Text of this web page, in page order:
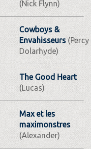
(Nick Flynn)
Cowboys &
Envahisseurs(Percy
Dolarhyde)
The Good Heart
(Lucas)
Max et les
maximonstres
(Alexander)